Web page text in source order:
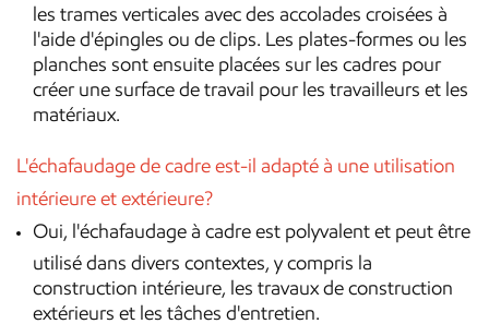
les trames verticales avec des accolades croisées à
l'aide d'épingles ou de clips. Les plates-formes ou les
planches sont ensuite placées sur les cadres pour
créer une surface de travail pour les travailleurs et les
matériaux.
L'échafaudage de cadre est-il adapté à une utilisation
intérieure et extérieure?
Oui, l'échafaudage à cadre est polyvalent et peut être
utilisé dans divers contextes, y compris la
construction intérieure, les travaux de construction
extérieurs et les tâches d'entretien.